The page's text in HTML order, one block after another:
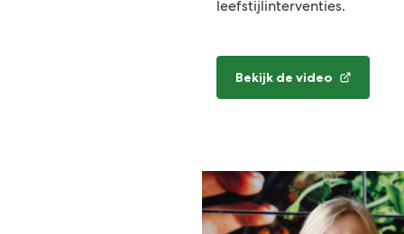
leefstijlinterventies.
Bekijk de video
(Verwijst